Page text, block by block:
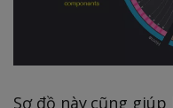
Sơ đồ này cũng